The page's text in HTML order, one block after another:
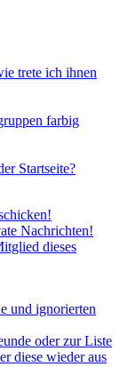
trete ich ihnen
farbig
Startseite?
Nachrichten!
dieses
und ignorierten
oder zur Liste
diese wieder aus